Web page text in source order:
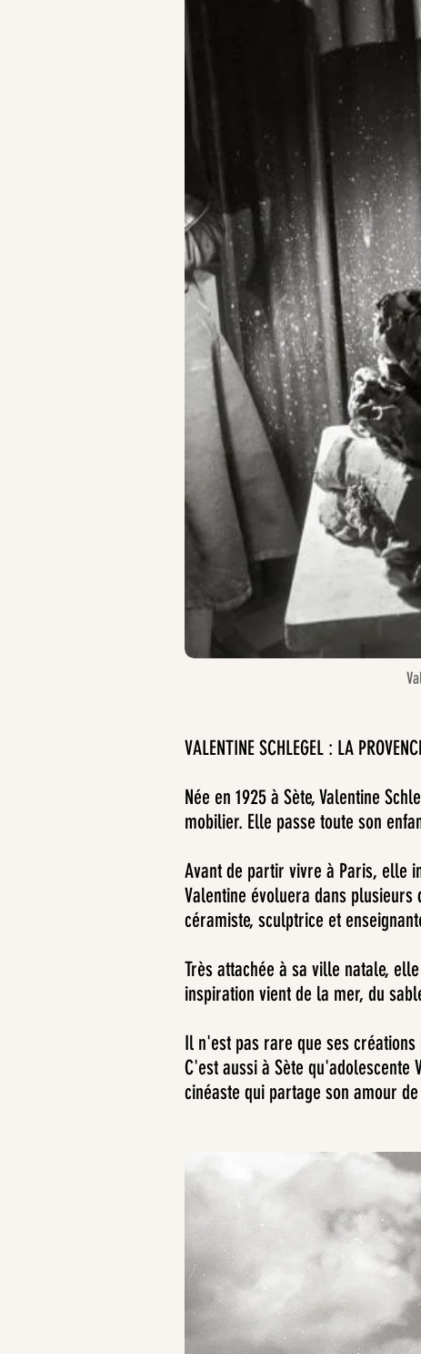
VALENTINE SCHLEGEL : LA
Née en 1925 à Sète, Valentine
mobilier. Elle passe toute son
Avant de partir vivre à Paris, elle
Valentine évoluera dans
céramiste, sculptrice et
Très attachée à sa ville natale,
inspiration vient de la mer, du
Il n'est pas rare que ses
C'est aussi à Sète
cinéaste qui partage son amour